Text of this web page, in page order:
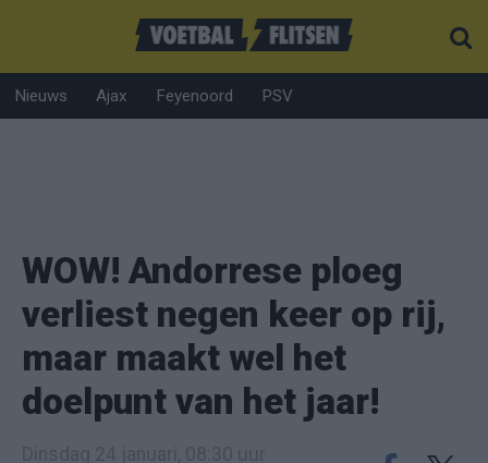
Nieuws Ajax Feyenoord PSV
WOW! Andorrese ploeg
verliest negen keer op rij,
maar maakt wel het
doelpunt van het jaar!